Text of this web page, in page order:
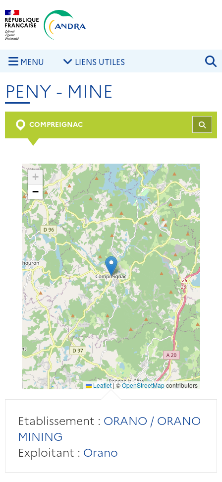
Aller au contenu principal
MENU LIENS UTILES
PENY - MINE
COMPREIGNAC
+
−
Leaflet|©OpenStreetMapcontributors
Etablissement : ORANO / ORANO
MINING
Exploitant : Orano